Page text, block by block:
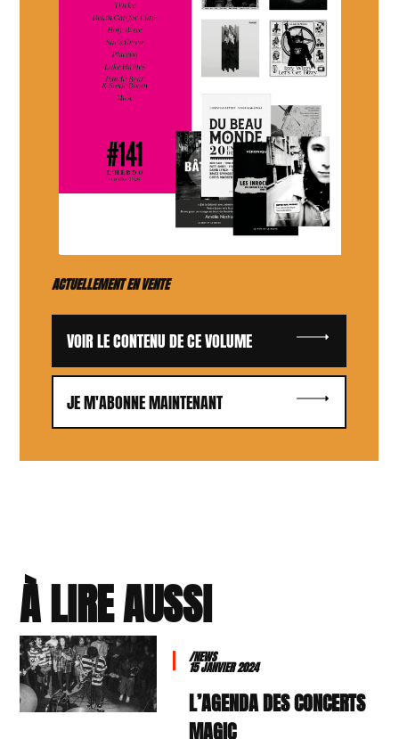
ACTUELLEMENT EN VENTE
VOIR LE CONTENU DE CE VOLUME
JE M'ABONNE MAINTENANT
À LIRE AUSSI
/NEWS
15 JANVIER 2024
L’AGENDA DES CONCERTS
MAGIC